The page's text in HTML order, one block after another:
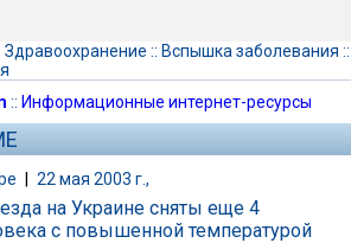
Здравоохранение :: Вспышка заболевания ::
:: Информационные интернет-ресурсы
| 22 мая 2003 г.,
на Украине сняты еще 4
с повышенной температурой